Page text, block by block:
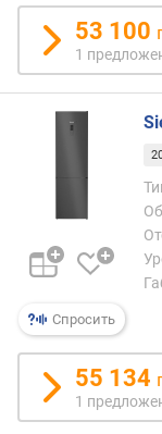
н
е
н
и
д
(
м
о
щ
н
53 100
1
Спросить
55 134
1